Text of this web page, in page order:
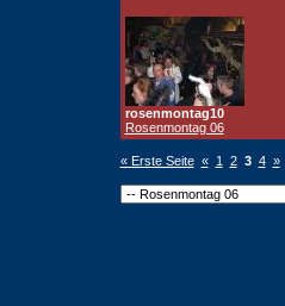
rosenmontag10
Rosenmontag 06
« Erste Seite « 1 2 3 4 »